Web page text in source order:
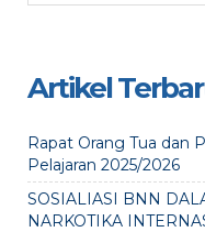
Artikel
Rapat Orang Tua dan
Pelajaran 2025/2026
SOSIALIASI BNN
NARKOTIKA